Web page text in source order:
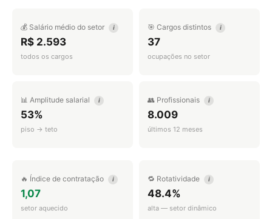
💰 Salário médio do setor i
R$ 2.593
todos os cargos
🎯 Cargos distintos i
37
ocupações no setor
📊 Amplitude salarial i
53%
piso → teto
👥 Profissionais i
8.009
últimos 12 meses
🔥 Índice de contratação i
1,07
setor aquecido
🔁 Rotatividade i
48.4%
alta — setor dinâmico